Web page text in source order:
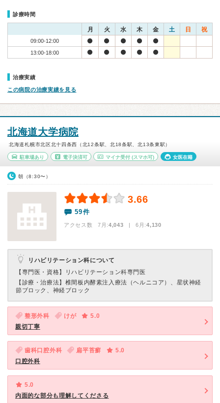
診療時間
月 火 水 木 金 土 日 祝
09:00-12:00
13:00-18:00
治療実績
この病院の治療実績を見る
北海道大学病院
北海道札幌市北区北十四条西（北12条駅、北18条駅、北13条東駅）
駐車場あり 電子決済可 マイナ受付 (スマホ可) 女医在籍
朝（8:30〜）
3.66
59件
アクセス数 7月:4,043 | 6月:4,130
リハビリテーション科について
【専門医・資格】
リハビリテーション科専門医
【診療・治療法】 椎間板内酵素注入療法（ヘルニコア）、星状神経
節ブロック、神経ブロック
整形外科 けが
5.0
親切丁寧
歯科口腔外科 扁平苔癬
5.0
口腔外科
5.0
内面的な部分も理解してくださる